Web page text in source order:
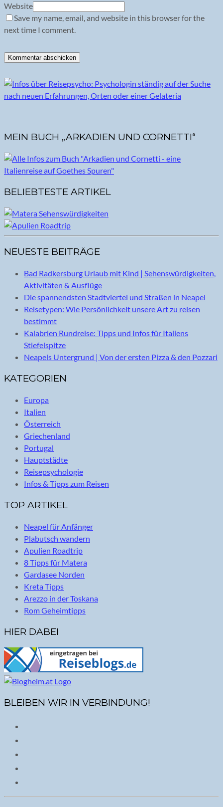
Website
Save my name, email, and website in this browser for the
next time I comment.
MEIN BUCH „ARKADIEN UND CORNETTI“
BELIEBTESTE ARTIKEL
NEUESTE BEITRÄGE
Bad Radkersburg Urlaub mit Kind | Sehenswürdigkeiten,
Aktivitäten & Ausflüge
Die spannendsten Stadtviertel und Straßen in Neapel
Reisetypen: Wie Persönlichkeit unsere Art zu reisen
bestimmt
Kalabrien Rundreise: Tipps und Infos für Italiens
Stiefelspitze
Neapels Untergrund | Von der ersten Pizza & den Pozzari
KATEGORIEN
Europa
Italien
Österreich
Griechenland
Portugal
Hauptstädte
Reisepsychologie
Infos & Tipps zum Reisen
TOP ARTIKEL
Neapel für Anfänger
Plabutsch wandern
Apulien Roadtrip
8 Tipps für Matera
Gardasee Norden
Kreta Tipps
Arezzo in der Toskana
Rom Geheimtipps
HIER DABEI
BLEIBEN WIR IN VERBINDUNG!